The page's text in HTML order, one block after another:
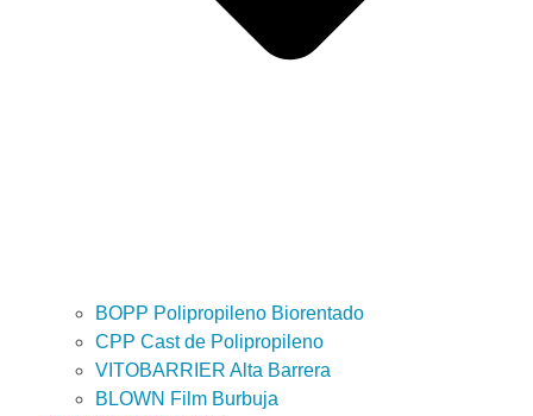
BOPP Polipropileno Biorentado
CPP Cast de Polipropileno
VITOBARRIER Alta Barrera
BLOWN Film Burbuja